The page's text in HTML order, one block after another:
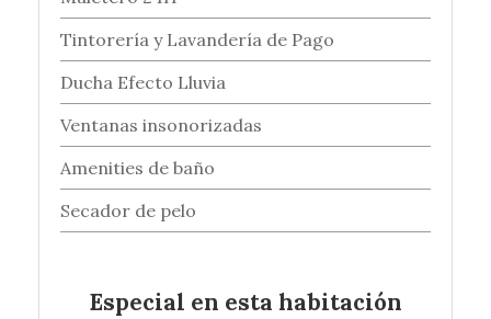
Tintorería y Lavandería de Pago
Ducha Efecto Lluvia
Ventanas insonorizadas
Amenities de baño
Secador de pelo
Especial en esta habitación